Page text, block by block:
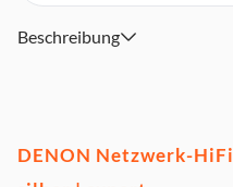
Beschreibung
DENON Netzwerk-